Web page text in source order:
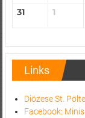
31 1
Links
Diözese St.
Facebook: